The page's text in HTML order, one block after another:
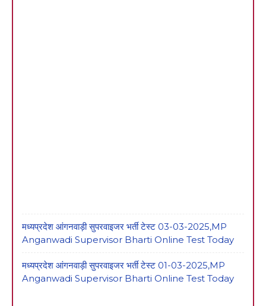
मध्यप्रदेश आंगनवाड़ी सुपरवाइजर भर्ती टेस्ट 03-03-2025,MP
Anganwadi Supervisor Bharti Online Test Today
मध्यप्रदेश आंगनवाड़ी सुपरवाइजर भर्ती टेस्ट 01-03-2025,MP
Anganwadi Supervisor Bharti Online Test Today